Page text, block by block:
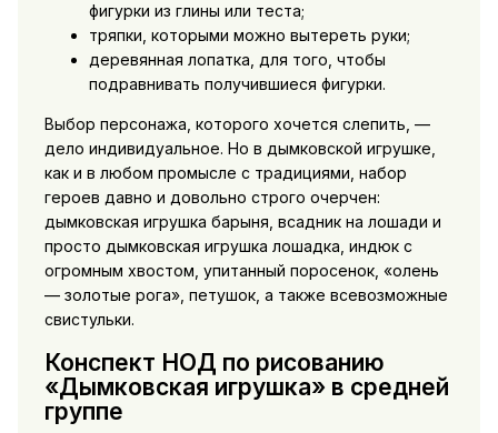
фигурки из глины или теста;
тряпки, которыми можно вытереть руки;
деревянная лопатка, для того, чтобы
подравнивать получившиеся фигурки.
Выбор персонажа, которого хочется слепить, —
дело индивидуальное. Но в дымковской игрушке,
как и в любом промысле с традициями, набор
героев давно и довольно строго очерчен:
дымковская игрушка барыня, всадник на лошади и
просто дымковская игрушка лошадка, индюк с
огромным хвостом, упитанный поросенок, «олень
— золотые рога», петушок, а также всевозможные
свистульки.
Конспект НОД по рисованию
«Дымковская игрушка» в средней
группе